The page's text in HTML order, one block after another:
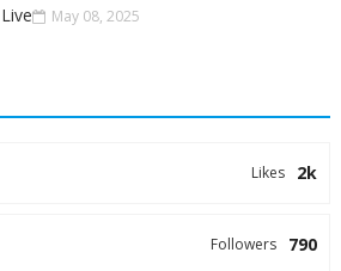
May 08, 2025
2k
Likes
790
Followers